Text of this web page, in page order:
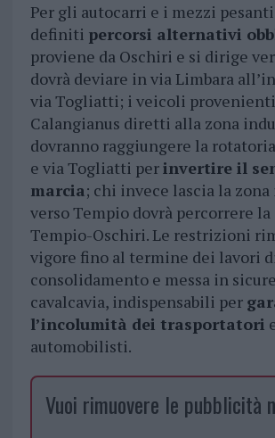
Per gli autocarri e i mezzi
definiti percorsi alternativi
proviene da Oschiri e si dirige
dovrà deviare in via Limbara
via Togliatti; i veicoli provenienti
Calangianus diretti alla zona
dovranno raggiungere la
e via Togliatti perinvertire il
marcia; chi invece lascia la
verso Tempio dovrà percorrere la
Tempio-Oschiri. Le restrizioni
vigore fino al termine dei lavori
consolidamento e messa in
cavalcavia, indispensabili per
l’incolumità dei trasportatori
automobilisti.
Vuoi rimuovere le pubblicità